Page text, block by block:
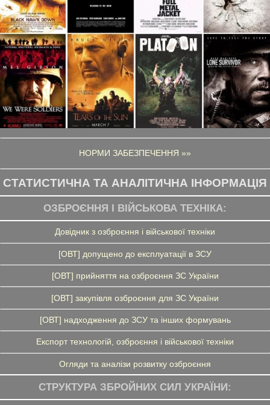
НОРМИ ЗАБЕЗПЕЧЕННЯ »»
СТАТИСТИЧНА ТА АНАЛІТИЧНА ІНФОРМАЦІЯ
ОЗБРОЄННЯ І ВІЙСЬКОВА ТЕХНІКА:
Довідник з озброєння і військової техніки
[ОВТ] допущено до експлуатації в ЗСУ
[ОВТ] прийняття на озброєння ЗС України
[ОВТ] закупівля озброєння для ЗС України
[ОВТ] надходження до ЗСУ та інших формувань
Експорт технологій, озброєння і військової техніки
Огляди та аналізи розвитку озброєння
СТРУКТУРА ЗБРОЙНИХ СИЛ УКРАЇНИ: